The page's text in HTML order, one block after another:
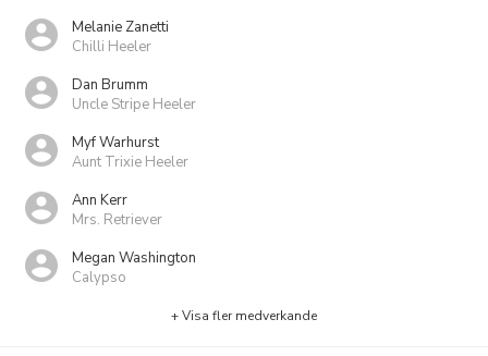
Melanie Zanetti
Chilli Heeler
Dan Brumm
Uncle Stripe Heeler
Myf Warhurst
Aunt Trixie Heeler
Ann Kerr
Mrs. Retriever
Megan Washington
Calypso
+ Visa fler medverkande